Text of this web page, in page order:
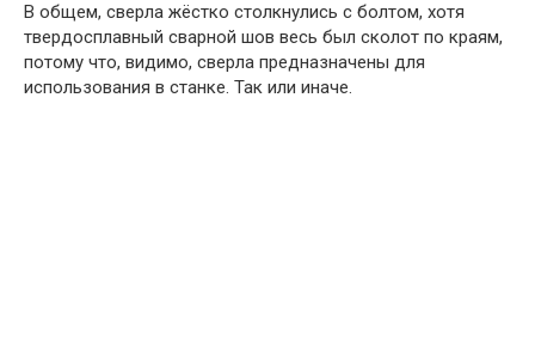
В общем, сверла жёстко столкнулись с болтом, хотя
твердосплавный сварной шов весь был сколот по краям,
потому что, видимо, сверла предназначены для
использования в станке. Так или иначе.